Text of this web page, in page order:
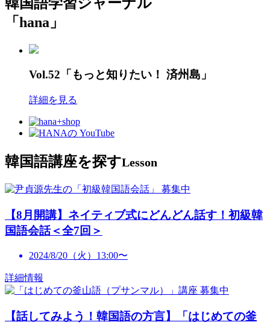
「hana」
Vol.52「もっと知りたい！ 済州島」
詳細を見る
韓国語講座を探すLesson
募集中
【8月開講】ネイティブ式にどんどん話す！初級韓
国語会話＜全7回＞
2024/8/20（火）13:00〜
詳細情報
募集中
【話してみよう！韓国語の方言】「はじめての釜